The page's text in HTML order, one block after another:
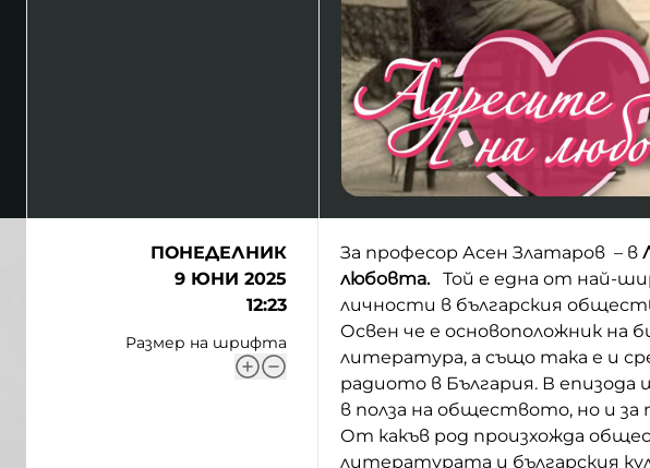
ПОНЕДЕЛНИК
9 ЮНИ 2025
12:23
Размер на шрифта
За професор Асен Златаров – в
любовта.Той е една от най-
личности в българския
Освен че е основоположник на
литература, а също така е и
радиото в България. В
в полза на обществото, но и
От какъв род произхожда
литературата и българския